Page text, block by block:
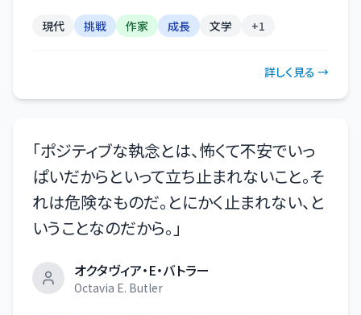
現代 挑戦 作家 成長 文学 +1
詳しく見る →
「ポジティブな執念とは、怖くて不安でいっ
ぱいだからといって立ち止まれないこと。そ
れは危険なものだ。とにかく止まれない、と
いうことなのだから。 」
オクタヴィア・E・バトラー
Octavia E. Butler